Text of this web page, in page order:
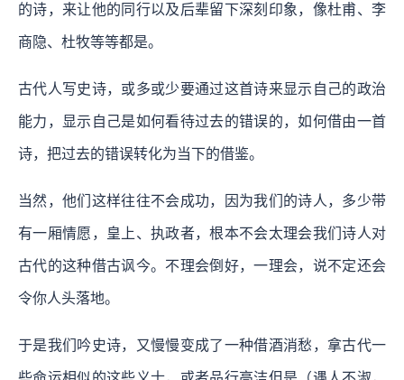
的诗，来让他的同行以及后辈留下深刻印象，像杜甫、李
商隐、杜牧等等都是。
古代人写史诗，或多或少要通过这首诗来显示自己的政治
能力，显示自己是如何看待过去的错误的，如何借由一首
诗，把过去的错误转化为当下的借鉴。
当然，他们这样往往不会成功，因为我们的诗人，多少带
有一厢情愿，皇上、执政者，根本不会太理会我们诗人对
古代的这种借古讽今。不理会倒好，一理会，说不定还会
令你人头落地。
于是我们吟史诗，又慢慢变成了一种借酒消愁，拿古代一